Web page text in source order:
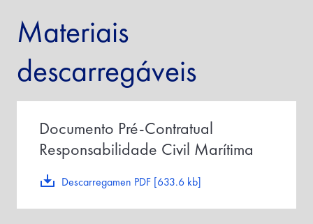
Materiais
descarregáveis
Descarregamen PDF [633.6 kb]
Documento Pré-Contratual
Responsabilidade Civil Marítima